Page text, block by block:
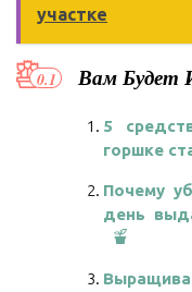
участке
Вам Будет
5
горшке
Почему
день